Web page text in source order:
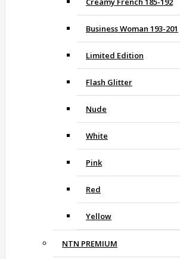
Business Woman 193-201
Limited Edition
Flash Glitter
Nude
White
Pink
Red
Yellow
NTN PREMIUM